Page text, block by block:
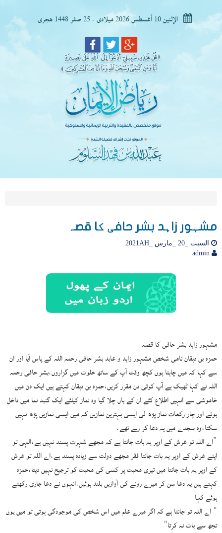
الإثنين 10 أغسطس 2026 ميلادى - 25 صفر 1448 هجرى
مشہور زاہد بشر حافی کا قصہ
السبت _20 _مارس _2021AH
مشہور زاہد بشر حافی کا قصہ
حمزہ بن دہقان نامی شخص مشہور زاہد و عابد بشر حافی رحمہ اللہ کے پاس آیا اور ان
سے کہا کہ میں چاہتا ہوں کچھ وقت آپ کے ساتھ خلوت میں گزاروں،بشر حافی رحمہ
اللہ نے کہا ٹھیک ہے آپ کوئی دن مقرر کریں،حمزہ بن دہقان کہتے ہیں ایک دن میں
خاموشی سے انہیں اطلاع کئے ان کے ہاں چلا گیا وہ نماز کیلئے ایک گنبد نما میں داخل
ہوئے اور چار رکعات نماز پڑھ لی ایسی بہترین نمازیں کہ میں ایسی نمازیں پڑھ نہیں
سکتا،وہ سجدے میں یہ دعا کر رہے تھے.
“اے اللہ تو عرش کے اوپر یہ بات جانتا ہے کہ مجھے شہرت پسند نہیں ہے،الہی تو
اپنے عرش کے اوپر یہ بات جانتا فقر مجھے دولت سے زیادہ پسند ہے،اے اللہ تو عرش
کے اوپر یہ بات جانتا میں تیری محبت پر کسی کی محبت کو ترجیح نہیں دیتا،حمزہ
کہتے ہیں یہ دعا سن کر میرے رونے کی آوازیں بلند ہوئیں،انہوں نے دعا جاری رکھتے
ہوئے کہا
” اے اللہ تو جانتا ہے کہ اگر میرے علم میں اس شخص کی موجودگی ہوتی تو میں یوں
تجھ سے بات نہ کرتا”